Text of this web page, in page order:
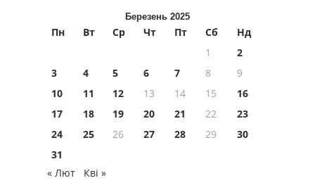
Березень 2025
Пн Вт Ср Чт Пт Сб
Нд
1
2
3
4 5 6 7 8
9
10
11 12 13 14 15
16
17
18 19 20 21 22
23
24
25 26 27 28 29
30
31
« Лют
Кві »